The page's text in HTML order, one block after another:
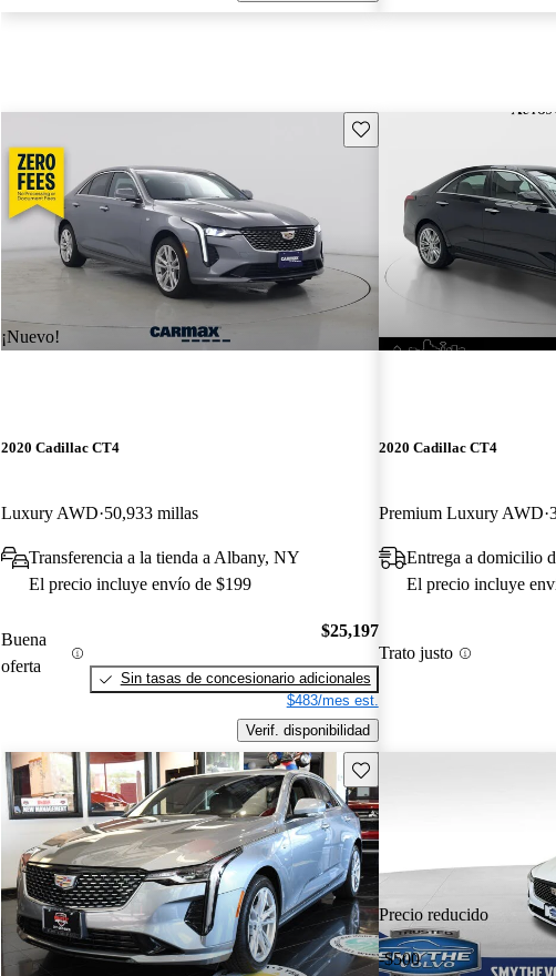
¡Nuevo!
Guarda este Aviso
2020 Cadillac CT4
Luxury AWD 50,933 millas
Transferencia a la tienda a Albany, NY
El precio incluye envío de $199
Buena
oferta
$25,197
Sin tasas de concesionario adicionales
$483/mes est.
Verif. disponibilidad
2020 Cadillac CT4
Premium Luxury AWD
Entrega a domicilio
El precio incluye
Trato justo
Guarda este Aviso
Precio reducido
-$500